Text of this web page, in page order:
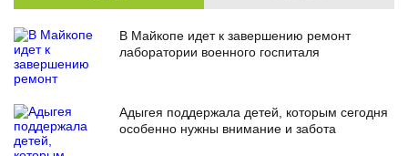
В Майкопе идет к завершению ремонт
лаборатории военного госпиталя
Адыгея поддержала детей, которым сегодня
особенно нужны внимание и забота